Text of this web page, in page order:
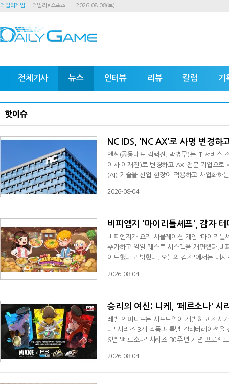
데일리게임 데일리e스포츠 2026.08.08(토)
전체기사 뉴스 인터뷰 리뷰 칼럼 기
핫이슈
NC IDS, 'NC AX'로 사명 변경하
엔씨(공동대표 김택진, 박병무)는 IT 서비스
이사 이재진)로 변경하고 AX 전문 기업으
(AI) 기술을 산업 현장에 적용하고 사업화
NC AI와 협력해 엔씨와 주요 계열사의 AX
2026-08-04
비피엠지 '마이리틀셰프', 감자
비피엠지가 요리 시뮬레이션 게임 '마이리
추가하고 일일 퀘스트 시스템을 개편했다.
이트했다고 밝혔다.'오늘의 감자'에서는 매
스트를 '데일리 빙고' 시스템으로 개편했다.
2026-08-04
승리의 여신: 니케, '페르소나' 시
레벨 인피니트는 시프트업이 개발하고 자사
나' 시리즈 3개 작품과 특별 컬래버레이션
6년 '페르소나' 시리즈 30주년 기념 프로젝
버레이션 이벤트에 동시에 등장하는 것은 이
2026-08-04